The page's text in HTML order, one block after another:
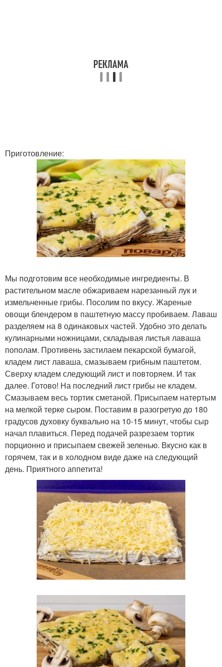
Приготовление:
Мы подготовим все необходимые ингредиенты. В
растительном масле обжариваем нарезанный лук и
измельченные грибы. Посолим по вкусу. Жареные
овощи блендером в паштетную массу пробиваем. Лаваш
разделяем на 8 одинаковых частей. Удобно это делать
кулинарными ножницами, складывая листья лаваша
пополам. Противень застилаем пекарской бумагой,
кладем лист лаваша, смазываем грибным паштетом.
Сверху кладем следующий лист и повторяем. И так
далее. Готово! На последний лист грибы не кладем.
Смазываем весь тортик сметаной. Присыпаем натертым
на мелкой терке сыром. Поставим в разогретую до 180
градусов духовку буквально на 10-15 минут, чтобы сыр
начал плавиться. Перед подачей разрезаем тортик
порционно и присыпаем свежей зеленью. Вкусно как в
горячем, так и в холодном виде даже на следующий
день. Приятного аппетита!